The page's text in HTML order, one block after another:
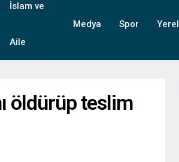
İslam ve
Aile
Medya Spor Yerel
öldürüp teslim